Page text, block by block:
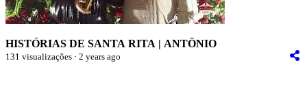
HISTÓRIAS DE SANTA RITA | ANTÔNIO
131 visualizações · 2 years ago